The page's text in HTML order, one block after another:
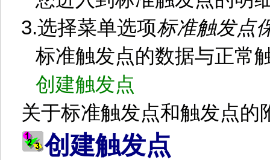
3.选择菜单选项标准触发点
标准触发点的数据与正常
创建触发点
关于标准触发点和触发点的
创建触发点